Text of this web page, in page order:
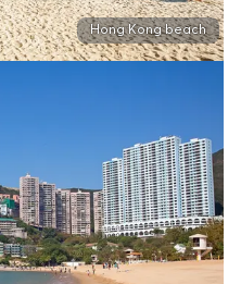
Hong Kong beach